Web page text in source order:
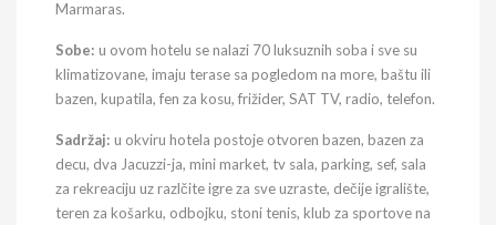
Marmaras.
Sobe: u ovom hotelu se nalazi 70 luksuznih soba i sve su
klimatizovane, imaju terase sa pogledom na more, baštu ili
bazen, kupatila, fen za kosu, frižider, SAT TV, radio, telefon.
Sadržaj: u okviru hotela postoje otvoren bazen, bazen za
decu, dva Jacuzzi-ja, mini market, tv sala, parking, sef, sala
za rekreaciju uz razlčite igre za sve uzraste, dečije igralište,
teren za košarku, odbojku, stoni tenis, klub za sportove na